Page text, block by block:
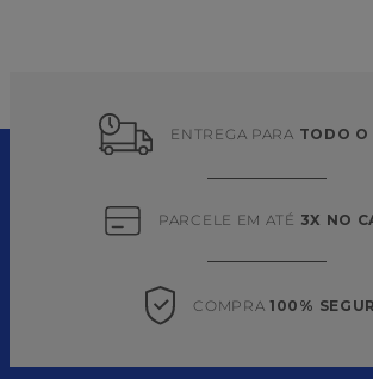
ENTREGA PARA TODO O
PARCELE EM ATÉ 3X NO
COMPRA 100%